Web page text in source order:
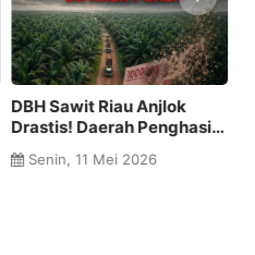
DBH Sawit Riau Anjlok
Drastis! Daerah Penghasil
Sawit "Dipaksa Puasa"
Uang Triliunan Menguap
Senin, 11 Mei 2026